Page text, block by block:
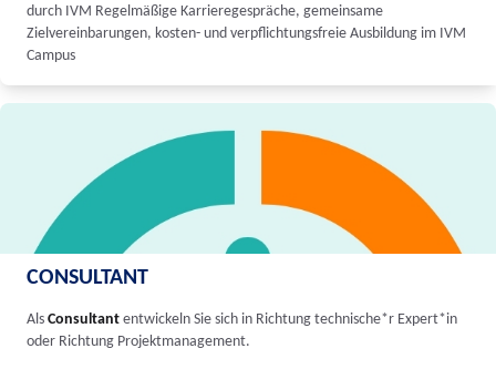
durch IVM Regelmäßige Karrieregespräche, gemeinsame
Zielvereinbarungen, kosten- und verpflichtungsfreie Ausbildung im IVM
Campus
CONSULTANT
Als Consultant entwickeln Sie sich in Richtung technische*r Expert*in
oder Richtung Projektmanagement.